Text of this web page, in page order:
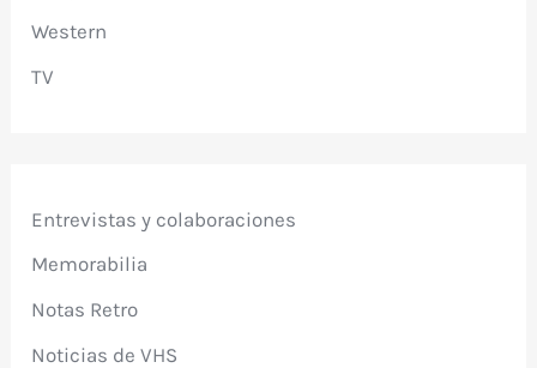
Western
TV
Entrevistas y colaboraciones
Memorabilia
Notas Retro
Noticias de VHS